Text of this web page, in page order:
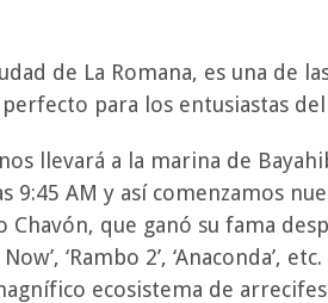
de La Romana, es una de
para los entusiastas
llevará a la marina de
9:45 AM y así comenzamos
Chavón, que ganó su fama
‘Rambo 2’, ‘Anaconda’,
ecosistema de